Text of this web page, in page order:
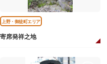
上野・御徒町エリア
寄席発祥之地